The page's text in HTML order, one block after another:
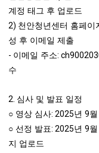
계정 태그 후 업로드
2) 천안청년센터 홈페이
성 후 이메일 제출
- 이메일 주소:
수
2. 심사 및 발표 일정
○ 영상 심사: 2025년9월
○선정 발표: 2025년9월
지 업로드